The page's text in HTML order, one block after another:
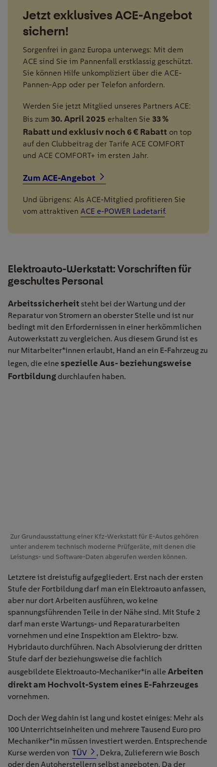
Jetzt exklusives ACE-Angebot
sichern!
Sorgenfrei in ganz Europa unterwegs: Mit dem
ACE sind Sie im Pannenfall erstklassig geschützt.
Sie können Hilfe unkompliziert über die ACE-
Pannen-App oder per Telefon anfordern.
Werden Sie jetzt Mitglied unseres Partners ACE:
Bis zum 30. April 2025 erhalten Sie 33 %
Rabatt und exklusiv noch 6 € Rabatt on top
auf den Clubbeitrag der Tarife ACE COMFORT
und ACE COMFORT+ im ersten Jahr.
Zum ACE-Angebot
Und übrigens: Als ACE-Mitglied profitieren Sie
vom attraktiven ACE e-POWER Ladetarif.
Elektroauto-Werkstatt: Vorschriften für
geschultes Personal
Arbeitssicherheit steht bei der Wartung und der
Reparatur von Stromern an oberster Stelle und ist nur
bedingt mit den Erfordernissen in einer herkömmlichen
Autowerkstatt zu vergleichen. Aus diesem Grund ist es
nur Mitarbeiter*innen erlaubt, Hand an ein E-Fahrzeug zu
legen, die eine spezielle Aus- beziehungsweise
Fortbildung durchlaufen haben.
Zur Grundausstattung einer Kfz-Werkstatt für E-Autos gehören
unter anderem technisch moderne Prüfgeräte, mit denen die
Leistungs- und Software-Daten abgerufen werden können.
Letztere ist dreistufig aufgegliedert. Erst nach der ersten
Stufe der Fortbildung darf man ein Elektroauto anfassen,
aber nur dort Arbeiten ausführen, wo keine
spannungsführenden Teile in der Nähe sind. Mit Stufe 2
darf man erste Wartungs- und Reparaturarbeiten
vornehmen und eine Inspektion am Elektro- bzw.
Hybridauto durchführen. Nach Absolvierung der dritten
Stufe darf der beziehungsweise die fachlich
ausgebildete Elektroauto-Mechaniker*in alle Arbeiten
direkt am Hochvolt-System eines E-Fahrzeuges
vornehmen.
Doch der Weg dahin ist lang und kostet einiges: Mehr als
100 Unterrichtseinheiten und mehrere Tausend Euro pro
Mechaniker*in müssen investiert werden. Entsprechende
Kurse werden von TÜV
, Dekra, Zulieferern wie Bosch
oder den Autoherstellern selbst angeboten. Da der